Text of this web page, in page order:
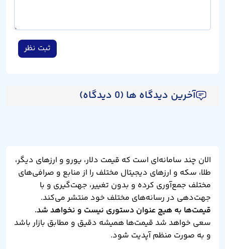
ثبت نظر
آخرین دیدگاه ها (0 دیدگاه)
الان چند سامانه‌ای است که قیمت دلار، یورو و ارزهای دیگر،
طلا، سکه و ارزهای دیجیتال مختلف را از منابع و صرافی‌های
مختلف جمع‌آوری کرده و بدون تغییر، جهت‌گیری و با
جهت‌دهی در رسانه‌های مختلف خود منتشر می‌کند.
قیمت‌ها به هیچ عنوان دستوری نیست و نخواهد شد.
سعی خواهد شد قیمت‌ها همیشه دقیق و مطابق بازار باشد
و به صورت منظم آپدیت شود.